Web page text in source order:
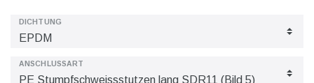
DICHTUNG
ANSCHLUSSART